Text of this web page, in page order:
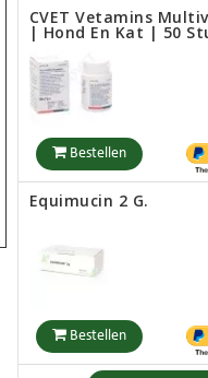
Bestellen
Amflee Combo Spot
CVET Vetamins
| Hond En Kat | 50
Bestellen
Equimucin 2 G.
Bestellen